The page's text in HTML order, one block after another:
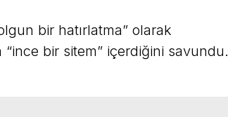
bir hatırlatma” olarak
“ince bir sitem” içerdiğini savundu.